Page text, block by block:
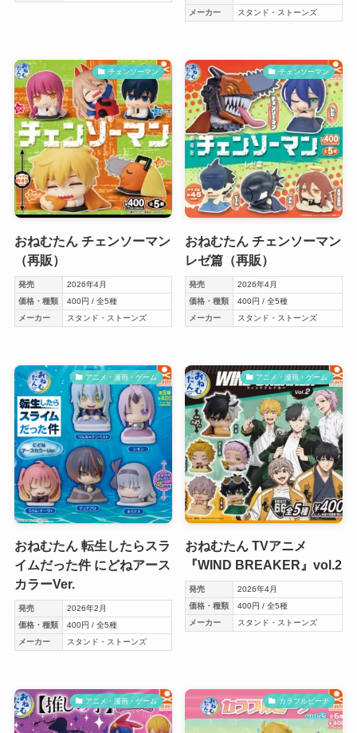
メーカー
スタンド・ストーンズ
チェンソーマン
おねむたん チェンソーマン
（再販）
発売
2026年4月
価格・種類
400円 / 全5種
メーカー
スタンド・ストーンズ
チェンソーマン
おねむたん チェンソーマン
レゼ篇（再販）
発売
2026年4月
価格・種類
400円 / 全5種
メーカー
スタンド・ストーンズ
アニメ・漫画・ゲーム
おねむたん 転生したらスラ
イムだった件 にどねアース
カラーVer.
発売
2026年2月
価格・種類
400円 / 全5種
メーカー
スタンド・ストーンズ
アニメ・漫画・ゲーム
おねむたん TVアニメ
『WIND BREAKER』vol.2
発売
2026年4月
価格・種類
400円 / 全5種
メーカー
スタンド・ストーンズ
アニメ・漫画・ゲーム カラフルピーチ